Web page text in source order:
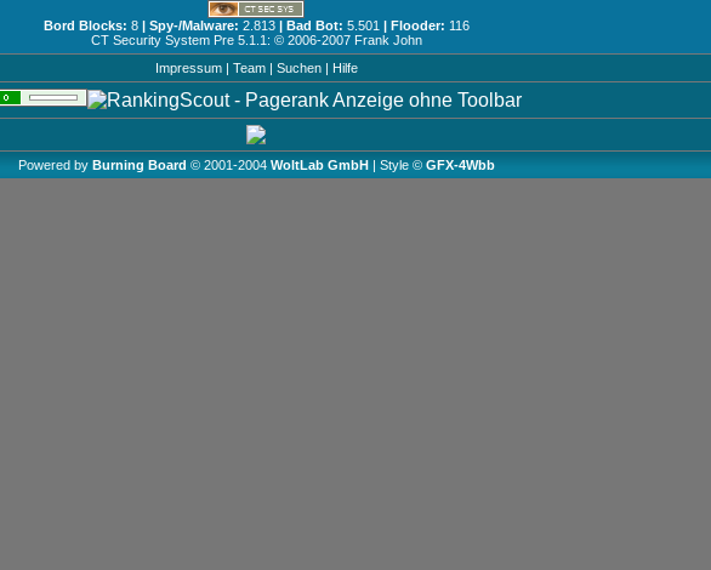
Bord Blocks: 8 | Spy-/Malware: 2.813 | Bad Bot: 5.501 | Flooder: 116
CT Security System Pre 5.1.1: © 2006-2007 Frank John
Impressum| Team| Suchen| Hilfe
Powered by Burning Board © 2001-2004 WoltLab GmbH| Style © GFX-4Wbb